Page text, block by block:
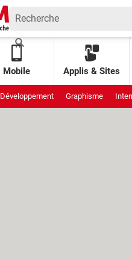
Mobile Applis & Sites
Développement Graphisme